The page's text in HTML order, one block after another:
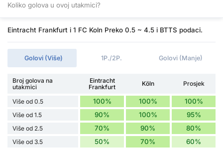
Koliko golova u ovoj utakmici?
Eintracht Frankfurt i 1 FC Koln Preko 0.5 ~ 4.5 i BTTS podaci.
Golovi (Više) 1P./2P. Golovi (Manje)
Broj golova na
utakmici
Eintracht
Frankfurt
Köln Prosjek
Više od 0.5 100% 100% 100%
Više od 1.5 90% 100% 95%
Više od 2.5 70% 90% 80%
Više od 3.5 50% 70% 60%